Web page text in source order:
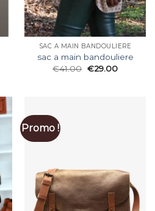
SAC A MAIN BANDOULIERE
sac a main bandouliere
€41.00 €29.00
Promo !